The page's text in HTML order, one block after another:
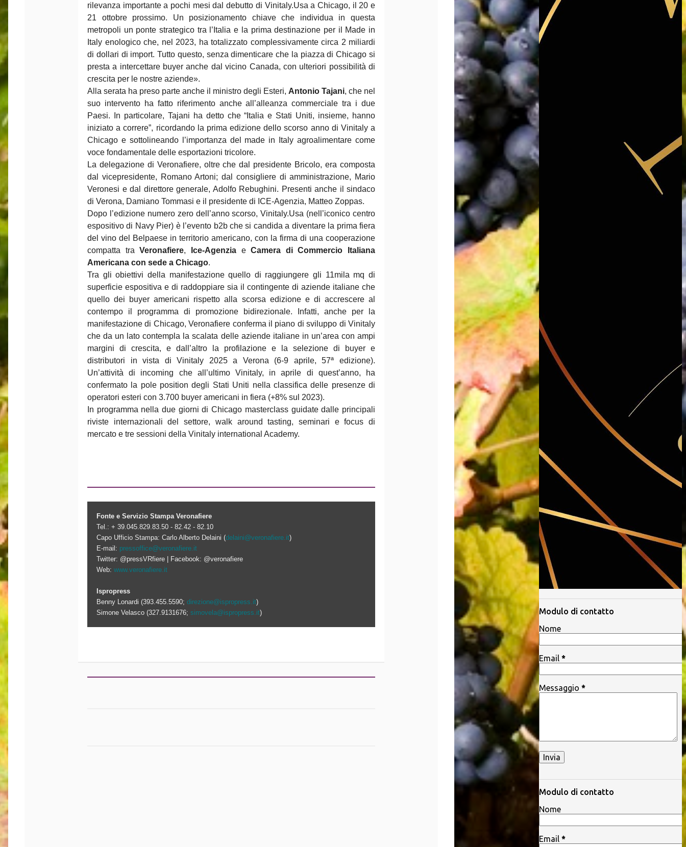
rilevanza importante a pochi mesi dal debutto di Vinitaly.Usa a Chicago, il 20 e
21 ottobre prossimo. Un posizionamento chiave che individua in questa
metropoli un ponte strategico tra l’Italia e la prima destinazione per il Made in
Italy enologico che, nel 2023, ha totalizzato complessivamente circa 2 miliardi
di dollari di import. Tutto questo, senza dimenticare che la piazza di Chicago si
presta a intercettare buyer anche dal vicino Canada, con ulteriori possibilità di
crescita per le nostre aziende».
Alla serata ha preso parte anche il ministro degli Esteri, Antonio Tajani, che nel
suo intervento ha fatto riferimento anche all’alleanza commerciale tra i due
Paesi. In particolare, Tajani ha detto che “Italia e Stati Uniti, insieme, hanno
iniziato a correre”, ricordando la prima edizione dello scorso anno di Vinitaly a
Chicago e sottolineando l’importanza del made in Italy agroalimentare come
voce fondamentale delle esportazioni tricolore.
La delegazione di Veronafiere, oltre che dal presidente Bricolo, era composta
dal vicepresidente, Romano Artoni; dal consigliere di amministrazione, Mario
Veronesi e dal direttore generale, Adolfo Rebughini. Presenti anche il sindaco
di Verona, Damiano Tommasi e il presidente di ICE-Agenzia, Matteo Zoppas.
Dopo l’edizione numero zero dell’anno scorso, Vinitaly.Usa (nell’iconico centro
espositivo di Navy Pier) è l’evento b2b che si candida a diventare la prima fiera
del vino del Belpaese in territorio americano, con la firma di una cooperazione
compatta traVeronafiere, Ice-AgenziaeCamera di Commercio Italiana
Americana con sede a Chicago.
Tra gli obiettivi della manifestazione quello di raggiungere gli 11mila mq di
superficie espositiva e di raddoppiare sia il contingente di aziende italiane che
quello dei buyer americani rispetto alla scorsa edizione e di accrescere al
contempo il programma di promozione bidirezionale. Infatti, anche per la
manifestazione di Chicago, Veronafiere conferma il piano di sviluppo di Vinitaly
che da un lato contempla la scalata delle aziende italiane in un’area con ampi
margini di crescita, e dall’altro la profilazione e la selezione di buyer e
distributori in vista di Vinitaly 2025 a Verona (6-9 aprile, 57ª edizione).
Un’attività di incoming che all’ultimo Vinitaly, in aprile di quest’anno, ha
confermato la pole position degli Stati Uniti nella classifica delle presenze di
operatori esteri con 3.700 buyer americani in fiera (+8% sul 2023).
In programma nella due giorni di Chicago masterclass guidate dalle principali
riviste internazionali del settore, walk around tasting, seminari e focus di
mercato e tre sessioni della Vinitaly international Academy.
Fonte e Servizio Stampa Veronafiere
Tel.: + 39.045.829.83.50 - 82.42 - 82.10
Capo Ufficio Stampa: Carlo Alberto Delaini (delaini@veronafiere.it)
E-mail: pressoffice@veronafiere.it
Twitter: @pressVRfiere | Facebook: @veronafiere
Web: www.veronafiere.it
Ispropress
Benny Lonardi (393.455.5590; direzione@ispropress.it)
Simone Velasco (327.9131676; simovela@ispropress.it)
Modulo di contatto
Nome
Email *
Messaggio *
Modulo di contatto
Nome
Email *